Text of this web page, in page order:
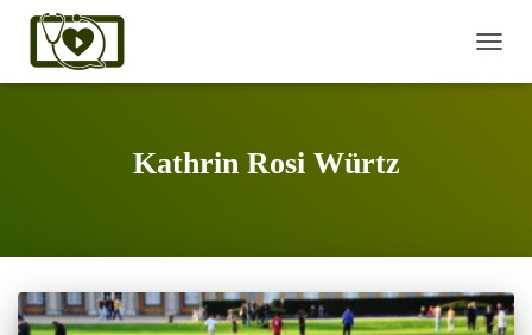
Kathrin Rosi Würtz